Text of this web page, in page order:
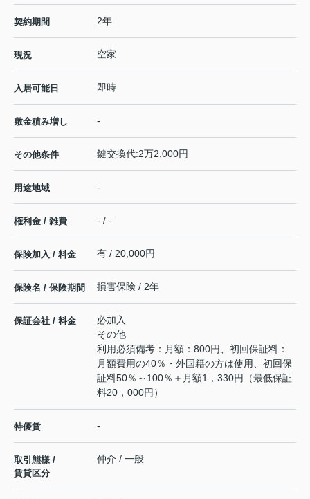
契約期間 2年
現況 空家
入居可能日 即時
敷金積み増し -
その他条件 鍵交換代:2万2,000円
用途地域 -
権利金 / 雑費 - / -
保険加入 / 料金 有 / 20,000円
保険名 / 保険期間 損害保険 / 2年
保証会社 / 料金
必加入
その他
利用必須備考：月額：800円、初回保証料：
月額費用の40％・外国籍の方は使用、初回保
証料50％～100％＋月額1，330円（最低保証
料20，000円）
特優賃 -
取引態様 /
賃貸区分
仲介 / 一般